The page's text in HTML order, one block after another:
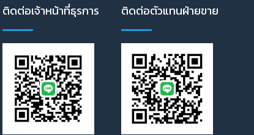
ติดต่อเจ้าหน้าที่ธุรการ ติดต่อตัวแทนฝ่ายขาย